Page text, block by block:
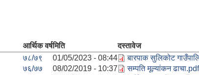
आर्थिक वर्षमिति दस्तावेज
७८/७९ 01/05/2023 - 08:44 बारपाक सुलिकोट
७६/७७ 08/02/2019 - 10:37 सम्पति मूल्यांकन ढाचा.pdf